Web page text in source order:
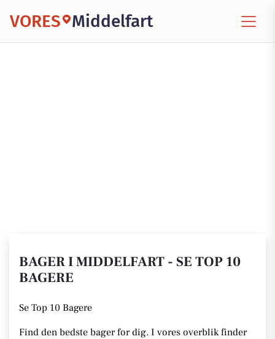
VORES Middelfart
BAGER I MIDDELFART - SE TOP 10
BAGERE
Se Top 10 Bagere
Find den bedste bager for dig. I vores overblik finder